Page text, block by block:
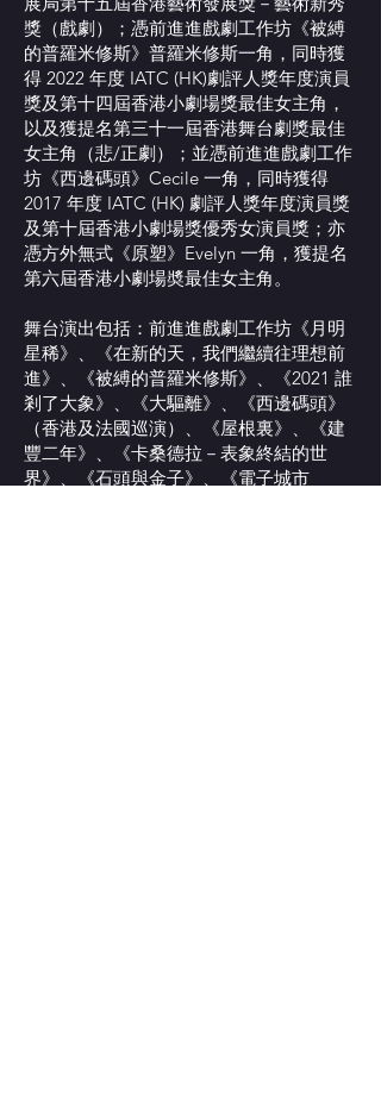
獎（戲劇）；憑前進進戲劇工作坊《被縛
的普羅米修斯》普羅米修斯一角，同時獲
得 2022 年度 IATC (HK)劇評人獎年度演員
獎及第十四屆香港小劇場獎最佳女主角，
以及獲提名第三十一屆香港舞台劇獎最佳
女主角（悲/正劇）；並憑前進進戲劇工作
坊《西邊碼頭》Cecile 一角，同時獲得
2017 年度 IATC (HK) 劇評人獎年度演員獎
及第十屆香港小劇場獎優秀女演員獎；亦
憑方外無式《原塑》Evelyn 一角，獲提名
第六屆香港小劇場奬最佳女主角。
舞台演出包括：前進進戲劇工作坊《月明
星稀》、《在新的天，我們繼續往理想前
進》、《被縛的普羅米修斯》、《2021 誰
剎了大象》、《大驅離》、《西邊碼頭》
（香港及法國巡演）、《屋根裏》、《建
豐二年》、《卡桑德拉－表象終結的世
界》、《石頭與金子》、《電子城市